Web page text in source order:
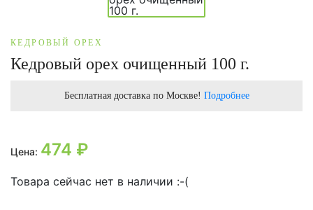
КЕДРОВЫЙ ОРЕХ
Кедровый орех очищенный 100 г.
Бесплатная доставка по Москве! Подробнее
Цена: 474 ₽
Товара сейчас нет в наличии :-(